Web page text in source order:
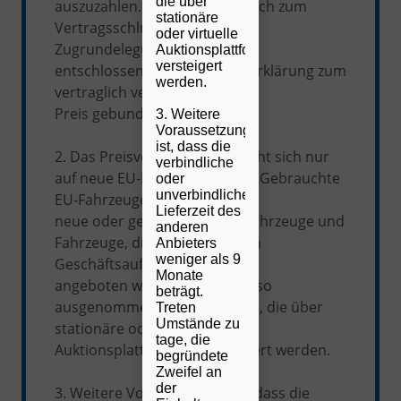
auszuzahlen. Hat der Käufer sich zum
Vertragsschluss unter
Zugrundelegung unserer AGB
entschlossen, ist er an diese Erklärung zum
vertraglich vereinbarten
Preis gebunden.
2. Das Preisversprechen bezieht sich nur
auf neue EU-Bestellfahrzeuge. Gebrauchte
EU-Fahrzeuge,
neue oder gebrauchte Lagerfahrzeuge und
Fahrzeuge, die im Rahmen von
Geschäftsaufgaben
angeboten werden, sind ebenso
ausgenommen, wie Fahrzeuge, die über
stationäre oder virtuelle
Auktionsplattformen versteigert werden.
3. Weitere Voraussetzung ist, dass die
stationäre
oder virtuelle
Auktionsplattformen
versteigert
werden.
3. Weitere
Voraussetzung
ist, dass die
verbindliche
oder
unverbindliche
Lieferzeit des
anderen
Anbieters
weniger als 9
Monate
beträgt.
Treten
Umstände zu
tage, die
begründete
Zweifel an
der